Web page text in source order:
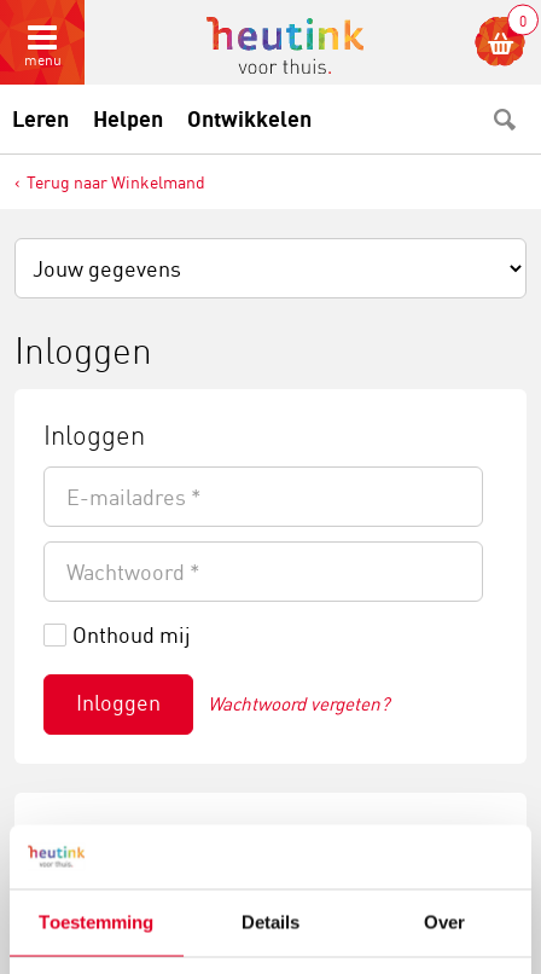
Toestemming Details Over
menu
0
Leren Helpen Ontwikkelen
Terug naar Winkelmand
Inloggen
Inloggen
Onthoud mij
Inloggen Wachtwoord vergeten?
Nieuw account aanmaken
Nog niet in het bezit van een
heutinkvoorthuis.nl account? Een account
aanmaken is zo gepiept. Volg onderstaande